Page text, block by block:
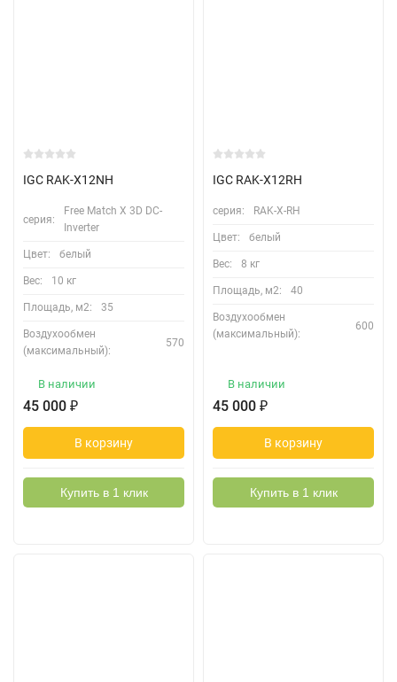
IGC RAK-X12NH
серия:
Free Match Х 3D DC-
Inverter
Цвет: белый
Вес: 10 кг
Площадь, м2: 35
Воздухообмен
(максимальный):
570
В наличии
45 000 ₽
В корзину
Купить в 1 клик
IGC RAK-X12RH
серия: RAK-X-RH
Цвет: белый
Вес: 8 кг
Площадь, м2: 40
Воздухообмен
(максимальный):
600
В наличии
45 000 ₽
В корзину
Купить в 1 клик